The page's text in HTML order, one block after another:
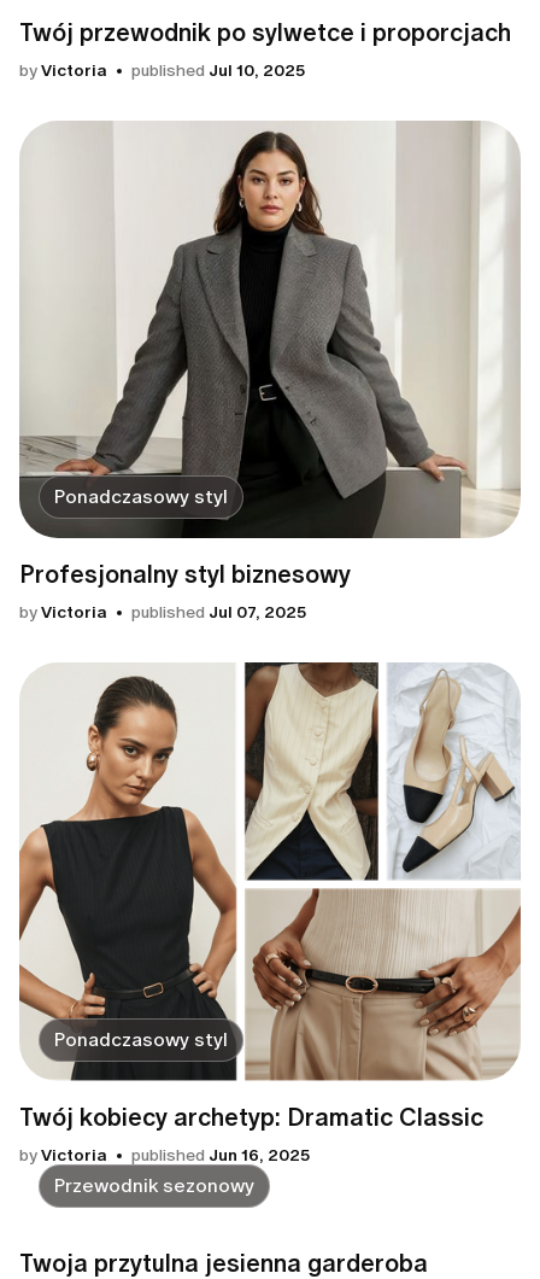
Twój przewodnik po sylwetce i proporcjach
byVictoria published Jul 10, 2025
Ponadczasowy styl
Profesjonalny styl biznesowy
byVictoria published Jul 07, 2025
Ponadczasowy styl
Twój kobiecy archetyp: Dramatic Classic
byVictoria published Jun 16, 2025
Przewodnik sezonowy
Twoja przytulna jesienna garderoba